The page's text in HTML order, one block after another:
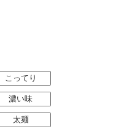
こってり
濃い味
太麺